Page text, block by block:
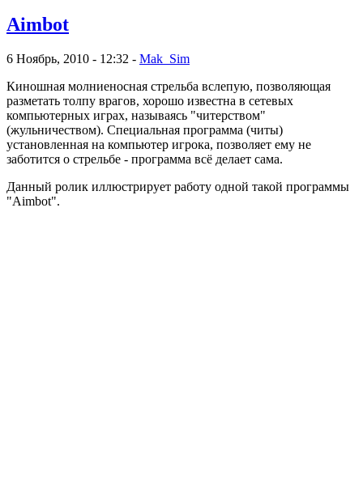
Aimbot
6 Ноябрь, 2010 - 12:32 - Mak_Sim
Киношная молниеносная стрельба вслепую, позволяющая
разметать толпу врагов, хорошо известна в сетевых
компьютерных играх, называясь "читерством"
(жульничеством). Специальная программа (читы)
установленная на компьютер игрока, позволяет ему не
заботится о стрельбе - программа всё делает сама.
Данный ролик иллюстрирует работу одной такой программы
"Aimbot".